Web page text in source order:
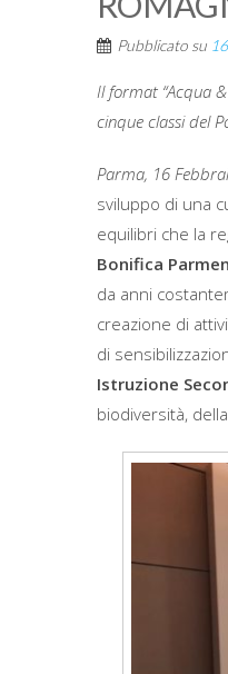
Pubblicato su
Il format “Acqua
cinque classi del
Parma, 16
sviluppo di una
equilibri che la
Bonifica
da anni
creazione di
di
Istruzione
biodiversità,